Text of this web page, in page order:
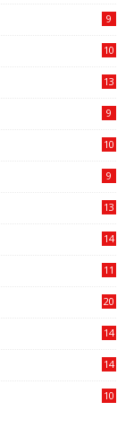
9
10
13
9
10
9
13
14
11
20
14
14
10